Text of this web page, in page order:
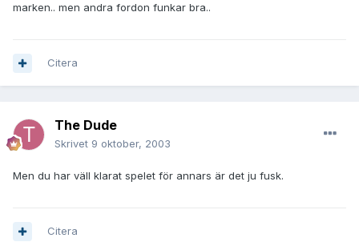
marken.. men andra fordon funkar bra..
Citera
The Dude
Skrivet 9 oktober, 2003
Men du har väll klarat spelet för annars är det ju fusk.
Citera